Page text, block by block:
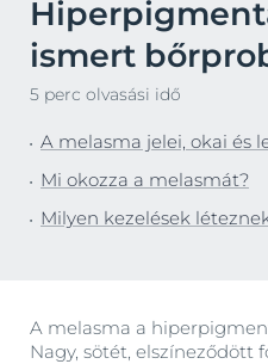
Érzékeny bőr
Fényvédelem
ismert
5 perc olvasási idő
A melasma jelei, okai és
Mi okozza a melasmát?
Milyen kezelések
A melasma a
Nagy, sötét, elszíneződött